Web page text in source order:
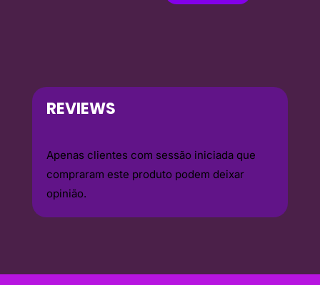
REVIEWS
Apenas clientes com sessão iniciada que
compraram este produto podem deixar
opinião.